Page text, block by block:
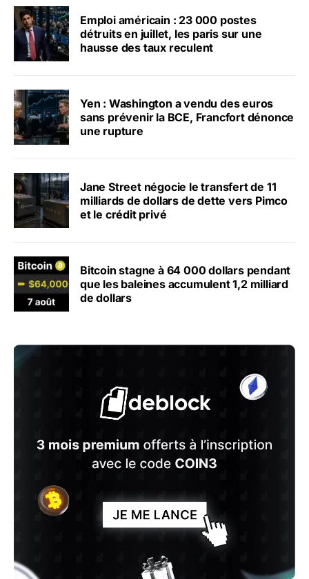
Emploi américain : 23 000 postes
détruits en juillet, les paris sur une
hausse des taux reculent
Yen : Washington a vendu des euros
sans prévenir la BCE, Francfort dénonce
une rupture
Jane Street négocie le transfert de 11
milliards de dollars de dette vers Pimco
et le crédit privé
Bitcoin stagne à 64 000 dollars pendant
que les baleines accumulent 1,2 milliard
de dollars